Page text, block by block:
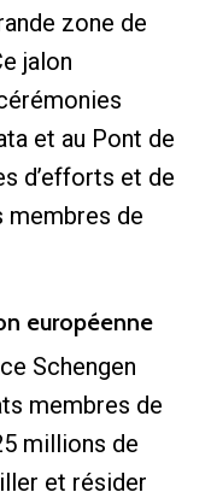
zone de
jalon
et au Pont de
d’efforts et de
membres de
européenne
Schengen
membres de
millions de
et résider